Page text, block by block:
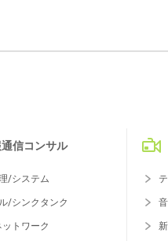
信コンサル
/システム
/シンクタンク
トワーク